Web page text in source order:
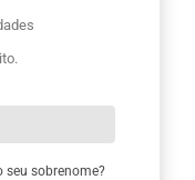
seu sobrenome?